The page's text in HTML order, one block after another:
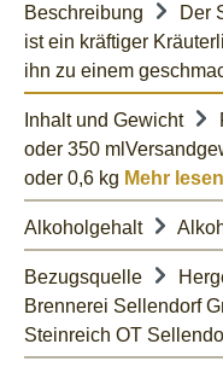
Beschreibung
Der
ist ein kräftiger
ihn zu einem
Inhalt und Gewicht
oder 350
oder 0,6 kg Mehr lesen
Alkoholgehalt
Bezugsquelle
Brennerei Sellendorf
Steinreich OT